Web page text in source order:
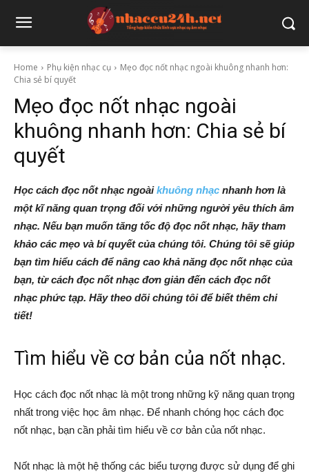
Home Phụ kiện nhạc cụ
Mẹo đọc nốt nhạc ngoài khuông nhanh hơn:
Chia sẻ bí quyết
Mẹo đọc nốt nhạc ngoài
khuông nhanh hơn: Chia sẻ bí
quyết
Học cách đọc nốt nhạc ngoàikhuông nhạc nhanh hơn là
một kĩ năng quan trọng đối với những người yêu thích âm
nhạc. Nếu bạn muốn tăng tốc độ đọc nốt nhạc, hãy tham
khảo các mẹo và bí quyết của chúng tôi. Chúng tôi sẽ giúp
bạn tìm hiểu cách để nâng cao khả năng đọc nốt nhạc của
bạn, từ cách đọc nốt nhạc đơn giản đến cách đọc nốt
nhạc phức tạp. Hãy theo dõi chúng tôi để biết thêm chi
tiết!
Tìm hiểu về cơ bản của nốt nhạc.
Học cách đọc nốt nhạc là một trong những kỹ năng quan trọng
nhất trong việc học âm nhạc. Để nhanh chóng học cách đọc
nốt nhạc, bạn cần phải tìm hiểu về cơ bản của nốt nhạc.
Nốt nhạc là một hệ thống các biểu tượng được sử dụng để ghi